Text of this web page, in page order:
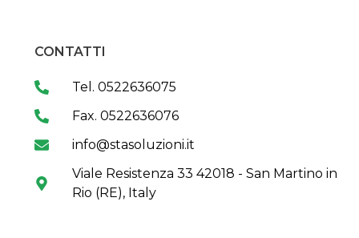
CONTATTI
Tel. 0522636075
Fax. 0522636076
info@stasoluzioni.it
Viale Resistenza 33 42018 - San Martino in
Rio (RE), Italy